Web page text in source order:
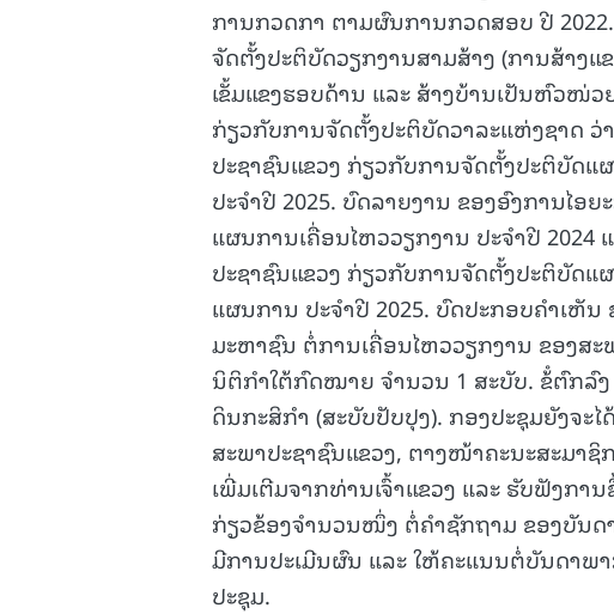
ການກວດກາ ຕາມຜົນການກວດສອບ ປີ
ຈັດຕັ້ງປະຕິບັດວຽກງານສາມສ້າງ (ການສ້າງ
ເຂັ້ມແຂງຮອບດ້ານ ແລະ ສ້າງບ້ານເປັນຫົວໜ່
ກ່ຽວກັບການຈັດຕັ້ງປະຕິບັດວາລະແຫ່ງຊາດ
ປະຊາຊົນແຂວງ ກ່ຽວກັບການຈັດຕັ້ງປະຕິບັດແ
ປະຈໍາປີ 2025. ບົດລາຍງານ ຂອງອົງການໄອ
ແຜນການເຄື່ອນໄຫວວຽກງານ ປະຈໍາປີ 2024
ປະຊາຊົນແຂວງ ກ່ຽວກັບການຈັດຕັ້ງປະຕິບັດແ
ແຜນການ ປະຈໍາປີ 2025. ບົດປະກອບຄໍາເຫັ
ມະຫາຊົນ ຕໍ່ການເຄື່ອນໄຫວວຽກງານ ຂອງສ
ນິຕິກໍາໃຕ້ກົດໝາຍ ຈໍານວນ 1 ສະບັບ. ຂ້ໍຕົກລົງ
ດິນກະສິກໍາ (ສະບັບປັບປຸງ). ກອງປະຊຸມຍັງຈ
ສະພາປະຊາຊົນແຂວງ, ຕາງໜ້າຄະນະສະມາ
ເພີ່ມເຕີມຈາກທ່ານເຈົ້າແຂວງ ແລະ ຮັບຟັງກ
ກ່ຽວຂ້ອງຈໍານວນໜຶ່ງ ຕໍ່ຄໍາຊັກຖາມ ຂອງບັນດ
ມີການປະເມີນຜົນ ແລະ ໃຫ້ຄະແນນຕໍ່ບັນດາ
ປະຊຸມ.